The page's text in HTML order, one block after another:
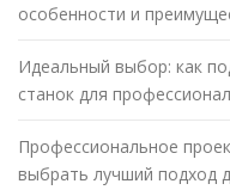
особенности и
Идеальный выбор: как
станок для
Профессиональное
выбрать лучший подход